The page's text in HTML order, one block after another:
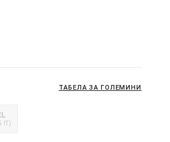
ТАБЕЛА ЗА ГОЛЕМИНИ
IT)